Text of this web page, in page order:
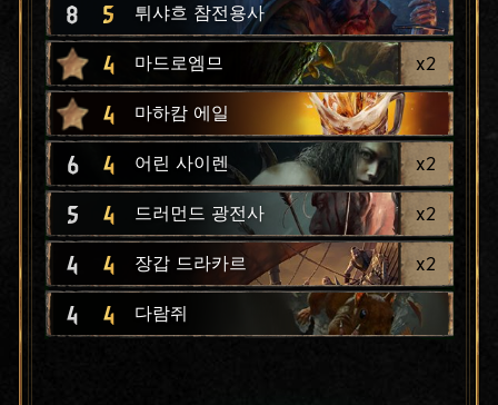
8 5 튀샤흐 참전용사
4 마드로엠므 x2
4 마하캄 에일
6 4 어린 사이렌 x2
5 4 드러먼드 광전사 x2
4 4 장갑 드라카르 x2
4 4 다람쥐